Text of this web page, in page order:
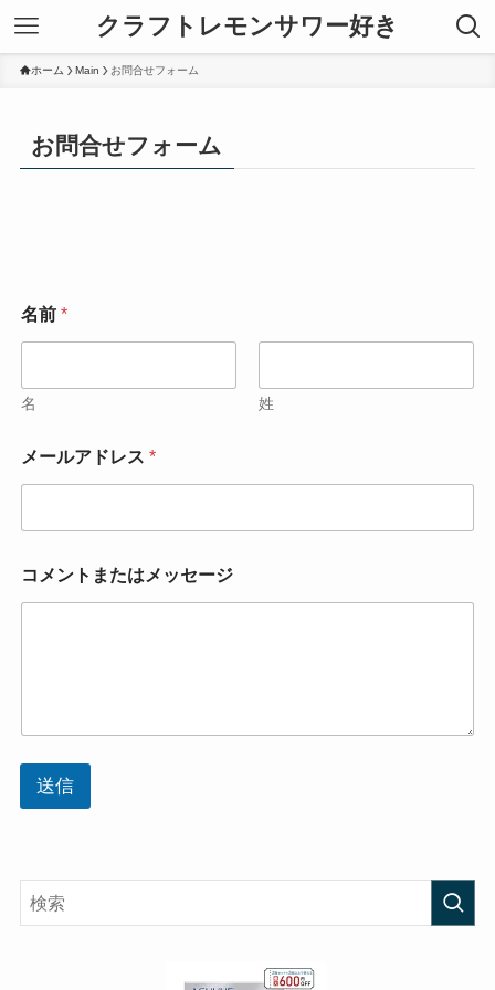
クラフトレモンサワー好き
ホーム Main お問合せフォーム
お問合せフォーム
名前 *
名 姓
メールアドレス *
コメントまたはメッセージ
送信